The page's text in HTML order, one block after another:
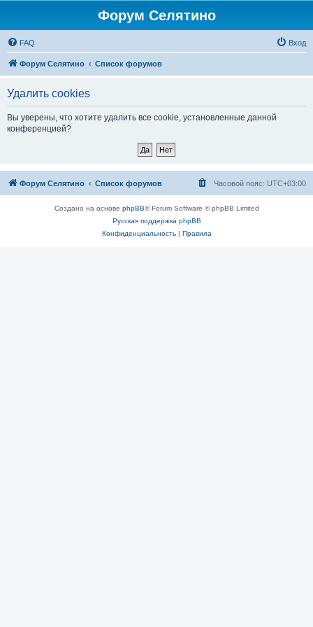
Форум Селятино
FAQ Вход
Форум Селятино Список форумов
Удалить cookies
Вы уверены, что хотите удалить все cookie, установленные данной
конференцией?
Форум Селятино Список форумов Часовой пояс: UTC+03:00
Создано на основе phpBB® Forum Software © phpBB Limited
Русская поддержка phpBB
Конфиденциальность| Правила